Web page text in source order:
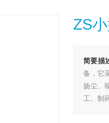
ZS
简要描
备，它
扬尘、
工、制